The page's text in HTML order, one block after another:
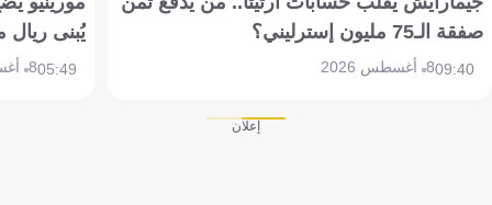
صفقة الـ75 مليون إسترليني؟
09:408 أغسطس 2026
يُبنى ريال
05:498 أغسطس 2026
إعلان